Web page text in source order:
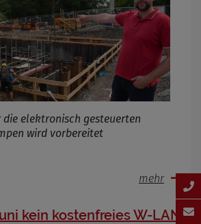
elektronisch gesteuerten
wird vorbereitet
mehr
kein kostenfreies W-LAN